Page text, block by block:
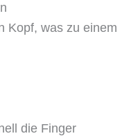
Kopf, was zu einem
die Finger